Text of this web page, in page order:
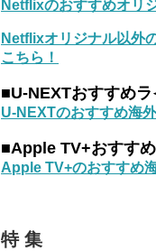
Netflixのおすすめオリ
Netflixオリジナル以外
こちら！
■U-NEXTおすすめ
U-NEXTのおすすめ海
■Apple TV+おすす
Apple TV+のおすすめ
特 集